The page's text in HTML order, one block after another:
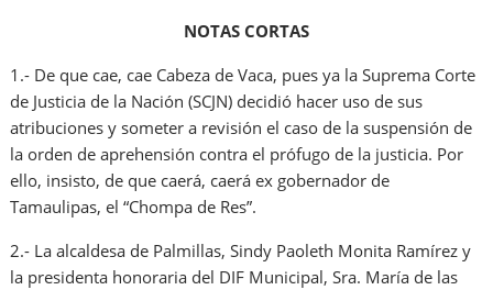
NOTAS CORTAS
1.- De que cae, cae Cabeza de Vaca, pues ya la Suprema Corte
de Justicia de la Nación (SCJN) decidió hacer uso de sus
atribuciones y someter a revisión el caso de la suspensión de
la orden de aprehensión contra el prófugo de la justicia. Por
ello, insisto, de que caerá, caerá ex gobernador de
Tamaulipas, el “Chompa de Res”.
2.- La alcaldesa de Palmillas, Sindy Paoleth Monita Ramírez y
la presidenta honoraria del DIF Municipal, Sra. María de las